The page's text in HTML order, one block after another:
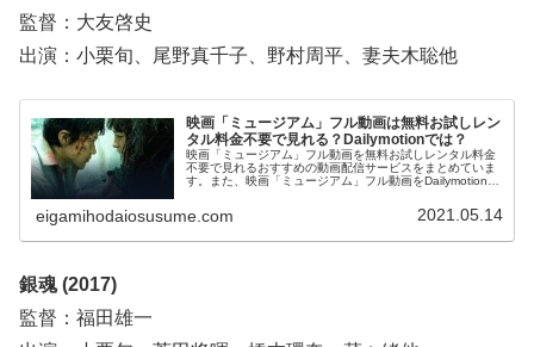
監督：大友啓史
出演：小栗旬、尾野真千子、野村周平、妻夫木聡他
映画「ミュージアム」フル動画は無料お試しレン
タル料金不要で見れる？Dailymotionでは？
映画「ミュージアム」フル動画を無料お試しレンタル料金
不要で見れるおすすめの動画配信サービスをまとめていま
す。また、映画「ミュージアム」フル動画をDailymotion、
ージアム」の作品情報、あらすじ、感想についてもお伝え
していますので、動画配信サービス選びや映画本編を見る
eigamihodaiosusume.com 2021.05.14
銀魂 (2017)
監督：福田雄一